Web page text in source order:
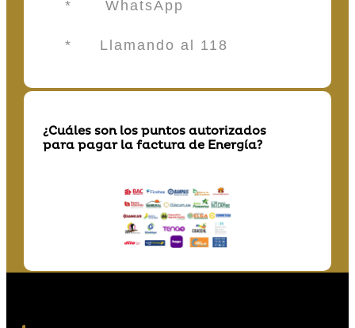
* WhatsApp
* Llamando al 118
¿Cuáles son los puntos autorizados
para pagar la factura de Energía?